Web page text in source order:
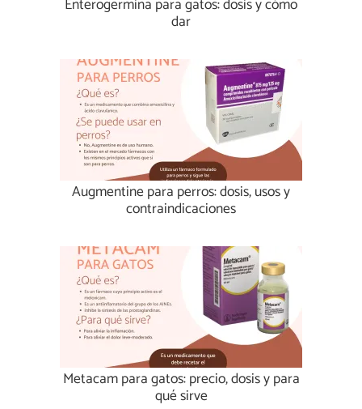
Enterogermina para gatos: dosis y cómo
dar
Augmentine para perros: dosis, usos y
contraindicaciones
Metacam para gatos: precio, dosis y para
qué sirve